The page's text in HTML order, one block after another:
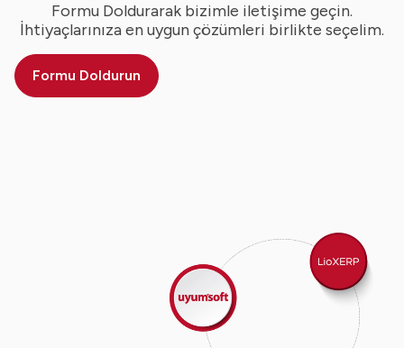
Formu Doldurarak bizimle iletişime geçin.
İhtiyaçlarınıza en uygun çözümleri birlikte seçelim.
Formu Doldurun